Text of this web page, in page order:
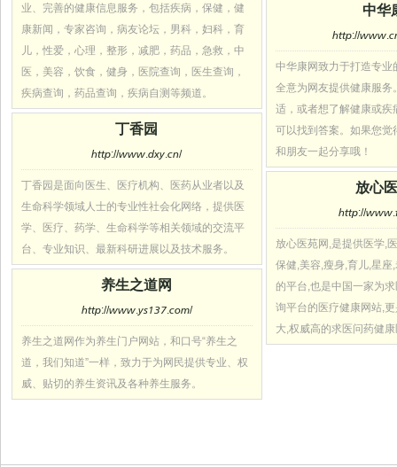
业、完善的健康信息服务，包括疾病，保健，健
康新闻，专家咨询，病友论坛，男科，妇科，育
儿，性爱，心理，整形，减肥，药品，急救，中
医，美容，饮食，健身，医院查询，医生查询，
疾病查询，药品查询，疾病自测等频道。
中华
http://
中华康网致力于打造专业
全意为网友提供健康服务
适，或者想了解健康或疾
可以找到答案。如果您觉
和朋友一起分享哦！
丁香园
http://www.dxy.cn/
丁香园是面向医生、医疗机构、医药从业者以及
生命科学领域人士的专业性社会化网络，提供医
学、医疗、药学、生命科学等相关领域的交流平
台、专业知识、最新科研进展以及技术服务。
放心
http://
放心医苑网,是提供医学,
保健,美容,瘦身,育儿,星
的平台,也是中国一家为
询平台的医疗健康网站,
大,权威高的求医问药健
养生之道网
http://www.ys137.com/
养生之道网作为养生门户网站，和口号“养生之
道，我们知道”一样，致力于为网民提供专业、权
威、贴切的养生资讯及各种养生服务。